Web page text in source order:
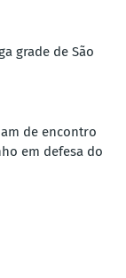
grade de São
de encontro
em defesa do